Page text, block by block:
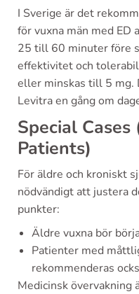
I Sverige är det
för vuxna män med ED
25 till 60 minuter före
effektivitet och
eller minskas till 5 mg.
Levitra en gång om
Special
Patients)
För äldre och kroniskt
nödvändigt att justera
punkter:
Äldre vuxna bör
Patienter med
rekommenderas
Medicinsk